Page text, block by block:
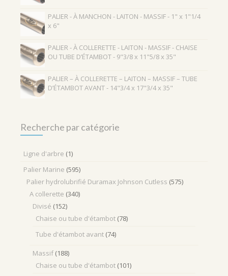
PALIER - À MANCHON - LAITON - MASSIF - 1" x 1"1/4
x 6"
PALIER - À COLLERETTE - LAITON - MASSIF - CHAISE
OU TUBE D’ÉTAMBOT - 9"3/8 x 11"5/8 x 35"
PALIER – À COLLERETTE – LAITON – MASSIF – TUBE
D’ÉTAMBOT AVANT - 14"3/4 x 17"3/4 x 35"
Recherche par catégorie
Ligne d'arbre (1)
Palier Marine (595)
Palier hydrolubrifié Duramax Johnson Cutless (575)
A collerette (340)
Divisé (152)
Chaise ou tube d'étambot (78)
Tube d'étambot avant (74)
Massif (188)
Chaise ou tube d'étambot (101)